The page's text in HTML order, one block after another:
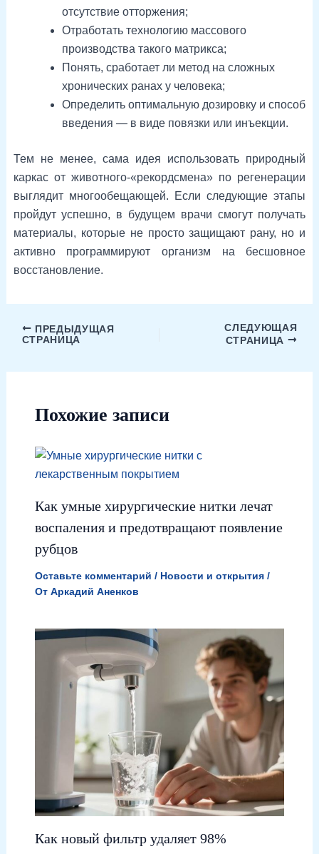
отсутствие отторжения;
Отработать технологию массового
производства такого матрикса;
Понять, сработает ли метод на сложных
хронических ранах у человека;
Определить оптимальную дозировку и способ
введения — в виде повязки или инъекции.
Тем не менее, сама идея использовать природный
каркас от животного-«рекордсмена» по регенерации
выглядит многообещающей. Если следующие этапы
пройдут успешно, в будущем врачи смогут получать
материалы, которые не просто защищают рану, но и
активно программируют организм на бесшовное
восстановление.
ПРЕДЫДУЩАЯ
СТРАНИЦА
СЛЕДУЮЩАЯ
СТРАНИЦА
Похожие записи
Как умные хирургические нитки лечат
воспаления и предотвращают появление
рубцов
Оставьте комментарий / Новости и открытия/
От Аркадий Аненков
Как новый фильтр удаляет 98%